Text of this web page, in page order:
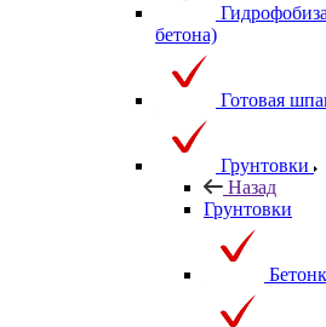
бетона)
Готовая
Грунтовки
Назад
Грунтовки